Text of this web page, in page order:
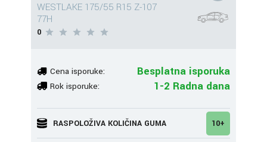
WESTLAKE 175/55 R15 Z-107
77H
0
Cena isporuke: Besplatna isporuka
Rok isporuke: 1-2 Radna dana
RASPOLOŽIVA KOLIČINA GUMA 10+